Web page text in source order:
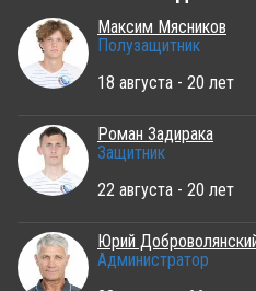
Максим Мясников
Полузащитник
18 августа - 20 лет
Роман Задирака
Защитник
22 августа - 20 лет
Юрий
Администратор